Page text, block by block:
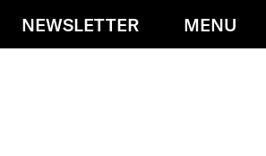
SucheNEWSLETTER MENU